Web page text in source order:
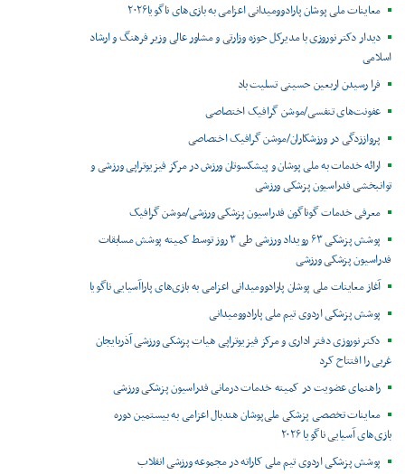
معاینات ملی پوشان پارادوومیدانی اعزامی به بازی‌های ناگویا۲۰۲۶
دیدار دکتر نوروزی با مدیرکل حوزه وزارتی و مشاور عالی وزیر فرهنگ و ارشاد
اسلامی
فرا رسیدن اربعین حسینی تسلیت باد
عفونت‌های تنفسی/موشن گرافیک اختصاصی
پرواززدگی در ورزشکاران/موشن گرافیک اختصاصی
ارائه خدمات به ملی پوشان و پیشکسوتان ورزش در مرکز فیزیوتراپی ورزشی و
توانبخشی فدراسیون پزشکی ورزشی
معرفی خدمات گوناگون فدراسیون پزشکی ورزشی/موشن گرافیک
پوشش پزشکی ۶۳ رویداد ورزشی طی ۳ روز توسط کمیته پوشش مسابقات
فدراسیون پزشکی ورزشی
آغاز معاینات ملی پوشان پارادوومیدانی اعزامی به بازی‌های پاراآسیایی ناگویا
پوشش پزشکی اردوی تیم ملی پارادوومیدانی
دکتر نوروزی دفتر اداری و مرکز فیزیوتراپی هیات پزشکی ورزشی آذربایجان
غربی را افتتاح کرد
راهنمای عضویت در کمیته خدمات درمانی فدراسیون پزشکی ورزشی
معاینات تخصصی پزشکی ملی‌پوشان هندبال اعزامی به بیستمین دوره
بازی‌های آسیایی ناگویا ۲۰۲۶
پوشش پزشکی اردوی تیم ملی کاراته در مجموعه ورزشی انقلاب